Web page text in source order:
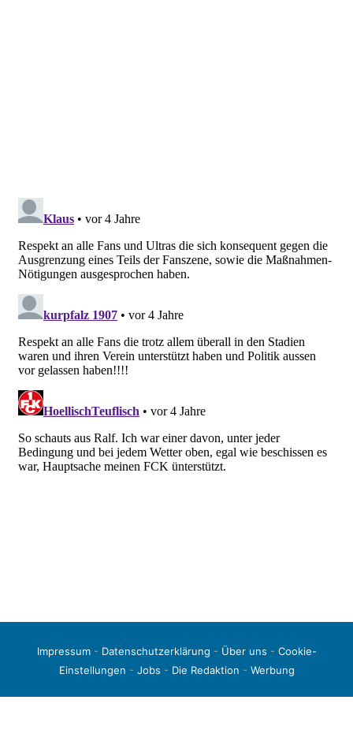
Impressum- Datenschutzerklärung - Über uns - Cookie-
Einstellungen - Jobs - Die Redaktion - Werbung